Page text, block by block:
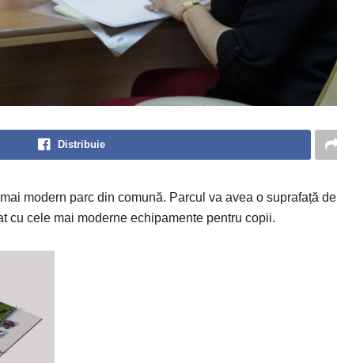
Distribuie
modern parc din comună. Parcul va avea o suprafață de
cu cele mai moderne echipamente pentru copii.